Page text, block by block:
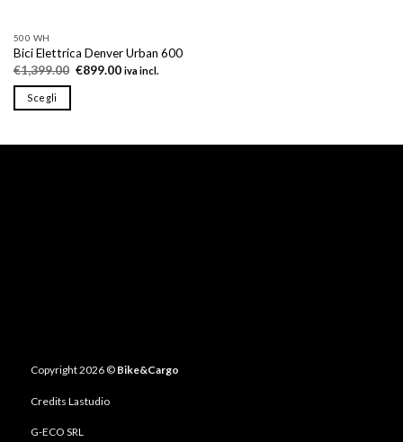
500 WH
Bici Elettrica Denver Urban 600
€1,399.00 Il
€899.00Iliva incl.
Scegli
prodotto
Copyright 2026 © Bike&Cargo
Credits Lastudio
G-ECO SRL